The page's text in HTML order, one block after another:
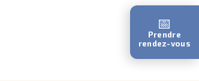
📅
Prendre
rendez-vous